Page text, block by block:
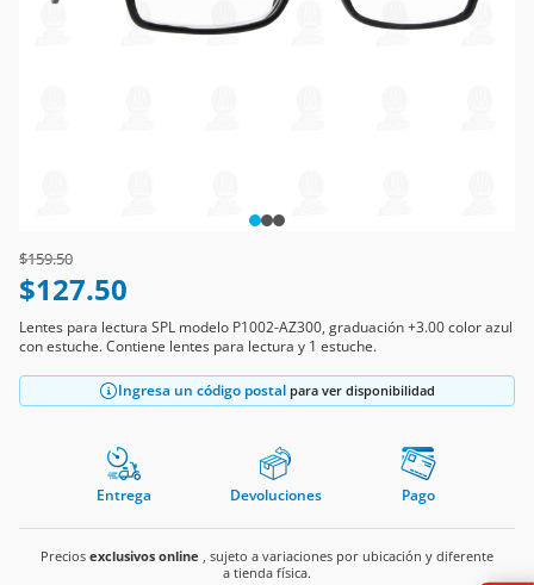
Price reduced from
$159.50to
$127.50
Lentes para lectura SPL modelo P1002-AZ300, graduación +3.00 color azul
con estuche. Contiene lentes para lectura y 1 estuche.
Ingresa un código postal para ver disponibilidad
Entrega Devoluciones Pago
Precios exclusivos online , sujeto a variaciones por ubicación y diferente
a tienda física.